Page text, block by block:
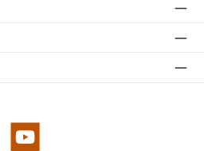
YouTube